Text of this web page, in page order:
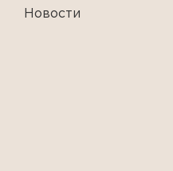
Новости